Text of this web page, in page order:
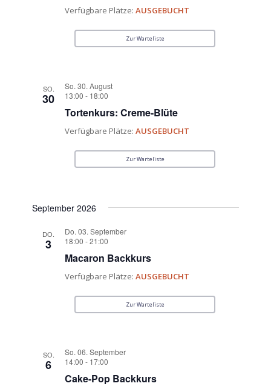
Verfügbare Plätze:AUSGEBUCHT
Zur Warteliste
SO.
30
So. 30. August
13:00 - 18:00
Tortenkurs: Creme-Blüte
Verfügbare Plätze:AUSGEBUCHT
Zur Warteliste
September 2026
DO.
3
Do. 03. September
18:00 -21:00
Macaron Backkurs
Verfügbare Plätze:AUSGEBUCHT
Zur Warteliste
SO.
6
So. 06. September
14:00 - 17:00
Cake-Pop Backkurs